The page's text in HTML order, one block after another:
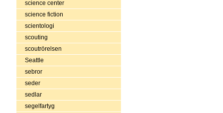
science center
science fiction
scientologi
scouting
scoutrörelsen
Seattle
sebror
seder
sedlar
segelfartyg